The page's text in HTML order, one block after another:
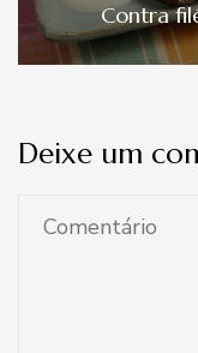
Contra
Deixe um